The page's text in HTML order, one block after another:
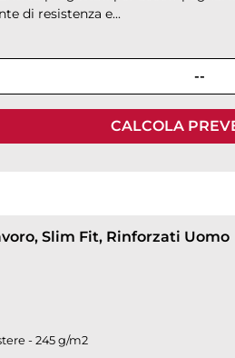
di resistenza e...
--
CALCOLA
Slim Fit, Rinforzati Uomo
- 245 g/m2